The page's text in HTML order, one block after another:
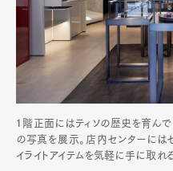
１階正面にはティソの歴史を育ん
の写真を展示。店内センターには
イライトアイテムを気軽に手に取れ